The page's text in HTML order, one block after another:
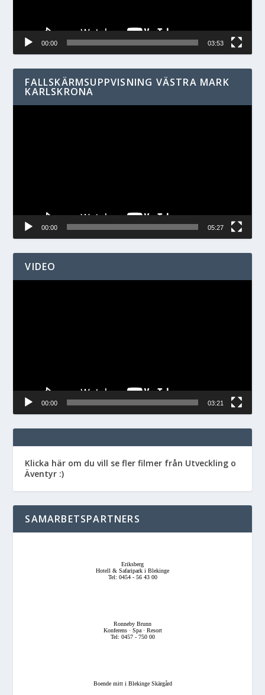
00:00 03:53
FALLSKÄRMSUPPVISNING VÄSTRA MARK
KARLSKRONA
00:00 05:27
VIDEO
00:00 03:21
Klicka här om du vill se fler filmer från Utveckling o
Äventyr :)
SAMARBETSPARTNERS
Eriksberg
Hotell & Safaripark i Blekinge
Tel: 0454 - 56 43 00
Ronneby Brunn
Konferens · Spa · Resort
Tel: 0457 - 750 00
Boende mitt i Blekinge Skärgård